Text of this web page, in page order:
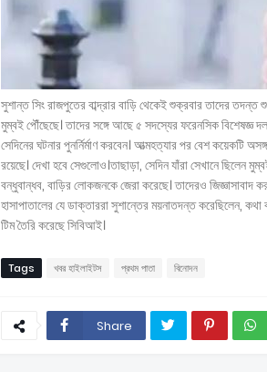
সুশান্ত সিং রাজপুতের বাব্দ্রার বাড়ি থেকেই শুক্রবার তাদের
মুম্বই পৌঁছেছে। তাদের সঙ্গে আছে ৫ সদস্যের ফরেনসিক বিশেষজ্ঞ
সেদিনের ঘটনার পুনর্নির্মাণ করবেন। আত্মহত্যার পর বেশ কয়েকটি
রয়েছে। দেখা হবে সেগুলোও।তাছাড়া, সেদিন যাঁরা সেখানে ছিলেন
বন্ধুবান্ধব, বাড়ির লোকজনকে জেরা করেছে। তাদেরও
হাসাপাতালের যে ডাক্তাররা সুশান্তের ময়নাতদন্ত করেছিলেন,
টিম তৈরি করেছে সিবিআই।
Tags খবর হাইলাইটস প্রথম পাতা বিনোদন
Share